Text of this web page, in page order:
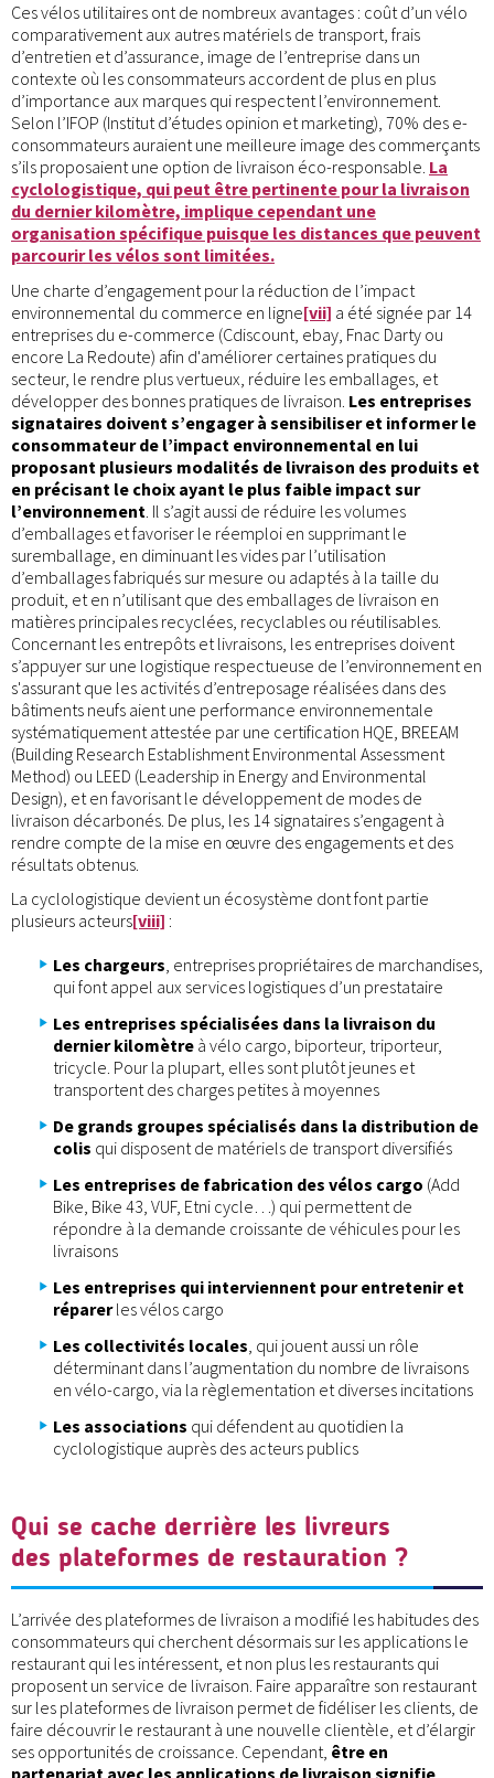
Ces vélos utilitaires ont de nombreux avantages : coût d’un vélo
comparativement aux autres matériels de transport, frais
d’entretien et d’assurance, image de l’entreprise dans un
contexte où les consommateurs accordent de plus en plus
d’importance aux marques qui respectent l’environnement.
Selon l’IFOP (Institut d’études opinion et marketing), 70% des e-
consommateurs auraient une meilleure image des commerçants
s’ils proposaient une option de livraison éco-responsable. La
cyclologistique, qui peut être pertinente pour la livraison
du dernier kilomètre, implique cependant une
organisation spécifique puisque les distances que peuvent
parcourir les vélos sont limitées.
Une charte d’engagement pour la réduction de l’impact
environnemental du commerce en ligne[vii] a été signée par 14
entreprises du e-commerce (Cdiscount, ebay, Fnac Darty ou
encore La Redoute) afin d'améliorer certaines pratiques du
secteur, le rendre plus vertueux, réduire les emballages, et
développer des bonnes pratiques de livraison. Les entreprises
signataires doivent s’engager à sensibiliser et informer le
consommateur de l’impact environnemental en lui
proposant plusieurs modalités de livraison des produits et
en précisant le choix ayant le plus faible impact sur
l’environnement . Il s’agit aussi de réduire les volumes
d’emballages et favoriser le réemploi en supprimant le
suremballage, en diminuant les vides par l’utilisation
d’emballages fabriqués sur mesure ou adaptés à la taille du
produit, et en n’utilisant que des emballages de livraison en
matières principales recyclées, recyclables ou réutilisables.
Concernant les entrepôts et livraisons, les entreprises doivent
s’appuyer sur une logistique respectueuse de l’environnement en
s'assurant que les activités d’entreposage réalisées dans des
bâtiments neufs aient une performance environnementale
systématiquement attestée par une certification HQE, BREEAM
(Building Research Establishment Environmental Assessment
Method) ou LEED (Leadership in Energy and Environmental
Design), et en favorisant le développement de modes de
livraison décarbonés. De plus, les 14 signataires s’engagent à
rendre compte de la mise en œuvre des engagements et des
résultats obtenus.
La cyclologistique devient un écosystème dont font partie
plusieurs acteurs[viii] :
Les chargeurs, entreprises propriétaires de marchandises,
qui font appel aux services logistiques d’un prestataire
Les entreprises spécialisées dans la livraison du
dernier kilomètre à vélo cargo, biporteur, triporteur,
tricycle. Pour la plupart, elles sont plutôt jeunes et
transportent des charges petites à moyennes
De grands groupes spécialisés dans la distribution de
colis qui disposent de matériels de transport diversifiés
Les entreprises de fabrication des vélos cargo (Add
Bike, Bike 43, VUF, Etni cycle…) qui permettent de
répondre à la demande croissante de véhicules pour les
livraisons
Les entreprises qui interviennent pour entretenir et
réparerles vélos cargo
Les collectivités locales, qui jouent aussi un rôle
déterminant dans l’augmentation du nombre de livraisons
en vélo-cargo, via la règlementation et diverses incitations
Les associations qui défendent au quotidien la
cyclologistique auprès des acteurs publics
Qui se cache derrière les livreurs
des plateformes de restauration ?
L’arrivée des plateformes de livraison a modifié les habitudes des
consommateurs qui cherchent désormais sur les applications le
restaurant qui les intéressent, et non plus les restaurants qui
proposent un service de livraison. Faire apparaître son restaurant
sur les plateformes de livraison permet de fidéliser les clients, de
faire découvrir le restaurant à une nouvelle clientèle, et d’élargir
ses opportunités de croissance. Cependant, être en